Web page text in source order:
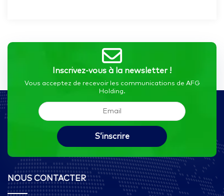
Inscrivez-vous à la newsletter !
Vous acceptez de recevoir les communications de AFG
Holding.
NOUS CONTACTER